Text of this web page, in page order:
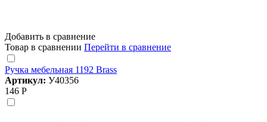
Добавить в сравнение
Товар в сравнении Перейти в сравнение
Ручка мебельная 1192 Brass
Артикул: У40356
146 Р